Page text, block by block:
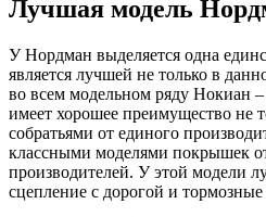
Лучшая модель
У Нордман выделяется одна
является лучшей не только в
во всем модельном ряду Нокиан
имеет хорошее преимущество не
собратьями от единого
классными моделями покрышек
производителей. У этой модели
сцепление с дорогой и тормозные